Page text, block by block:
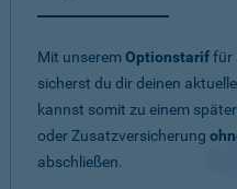
Mit unseremOptionstariffür
sicherst du dir deinen
kannst somit zu einem
oder Zusatzversicherung
abschließen.